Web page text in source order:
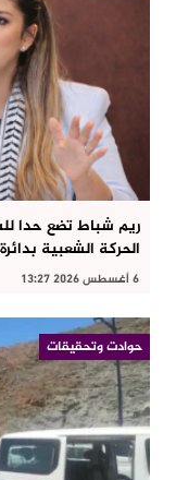
ريم شباط تضع حدا
الحركة الشعبية
6 أغسطس 2026 13:27
حوادت وتحقيقات